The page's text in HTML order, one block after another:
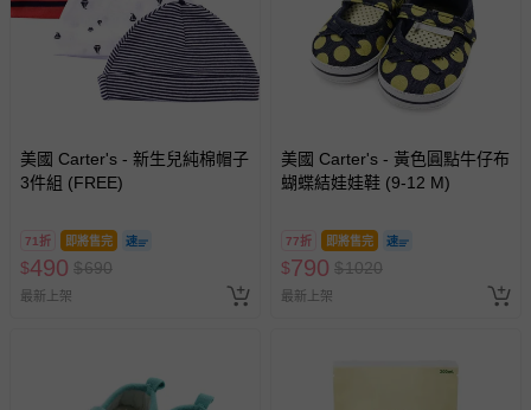
美國 Carter's - 新生兒純棉帽子
3件組 (FREE)
71折 即將售完
$490 $690
最新上架
美國 Carter's - 黃色圓點牛仔布
蝴蝶結娃娃鞋 (9-12 M)
77折 即將售完
$790 $1020
最新上架